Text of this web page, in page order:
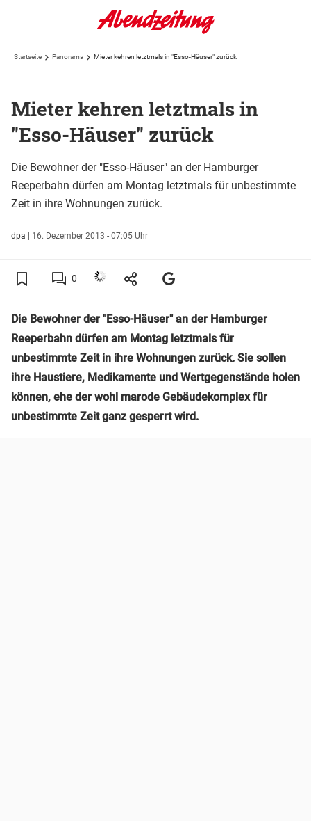
Startseite Panorama Mieter kehren letztmals in "Esso-Häuser" zurück
Mieter kehren letztmals in
"Esso-Häuser" zurück
Die Bewohner der "Esso-Häuser" an der Hamburger
Reeperbahn dürfen am Montag letztmals für unbestimmte
Zeit in ihre Wohnungen zurück.
dpa | 16. Dezember 2013 - 07:05 Uhr
0
Die Bewohner der "Esso-Häuser" an der Hamburger
Reeperbahn dürfen am Montag letztmals für
unbestimmte Zeit in ihre Wohnungen zurück. Sie sollen
ihre Haustiere, Medikamente und Wertgegenstände holen
können, ehe der wohl marode Gebäudekomplex für
unbestimmte Zeit ganz gesperrt wird.